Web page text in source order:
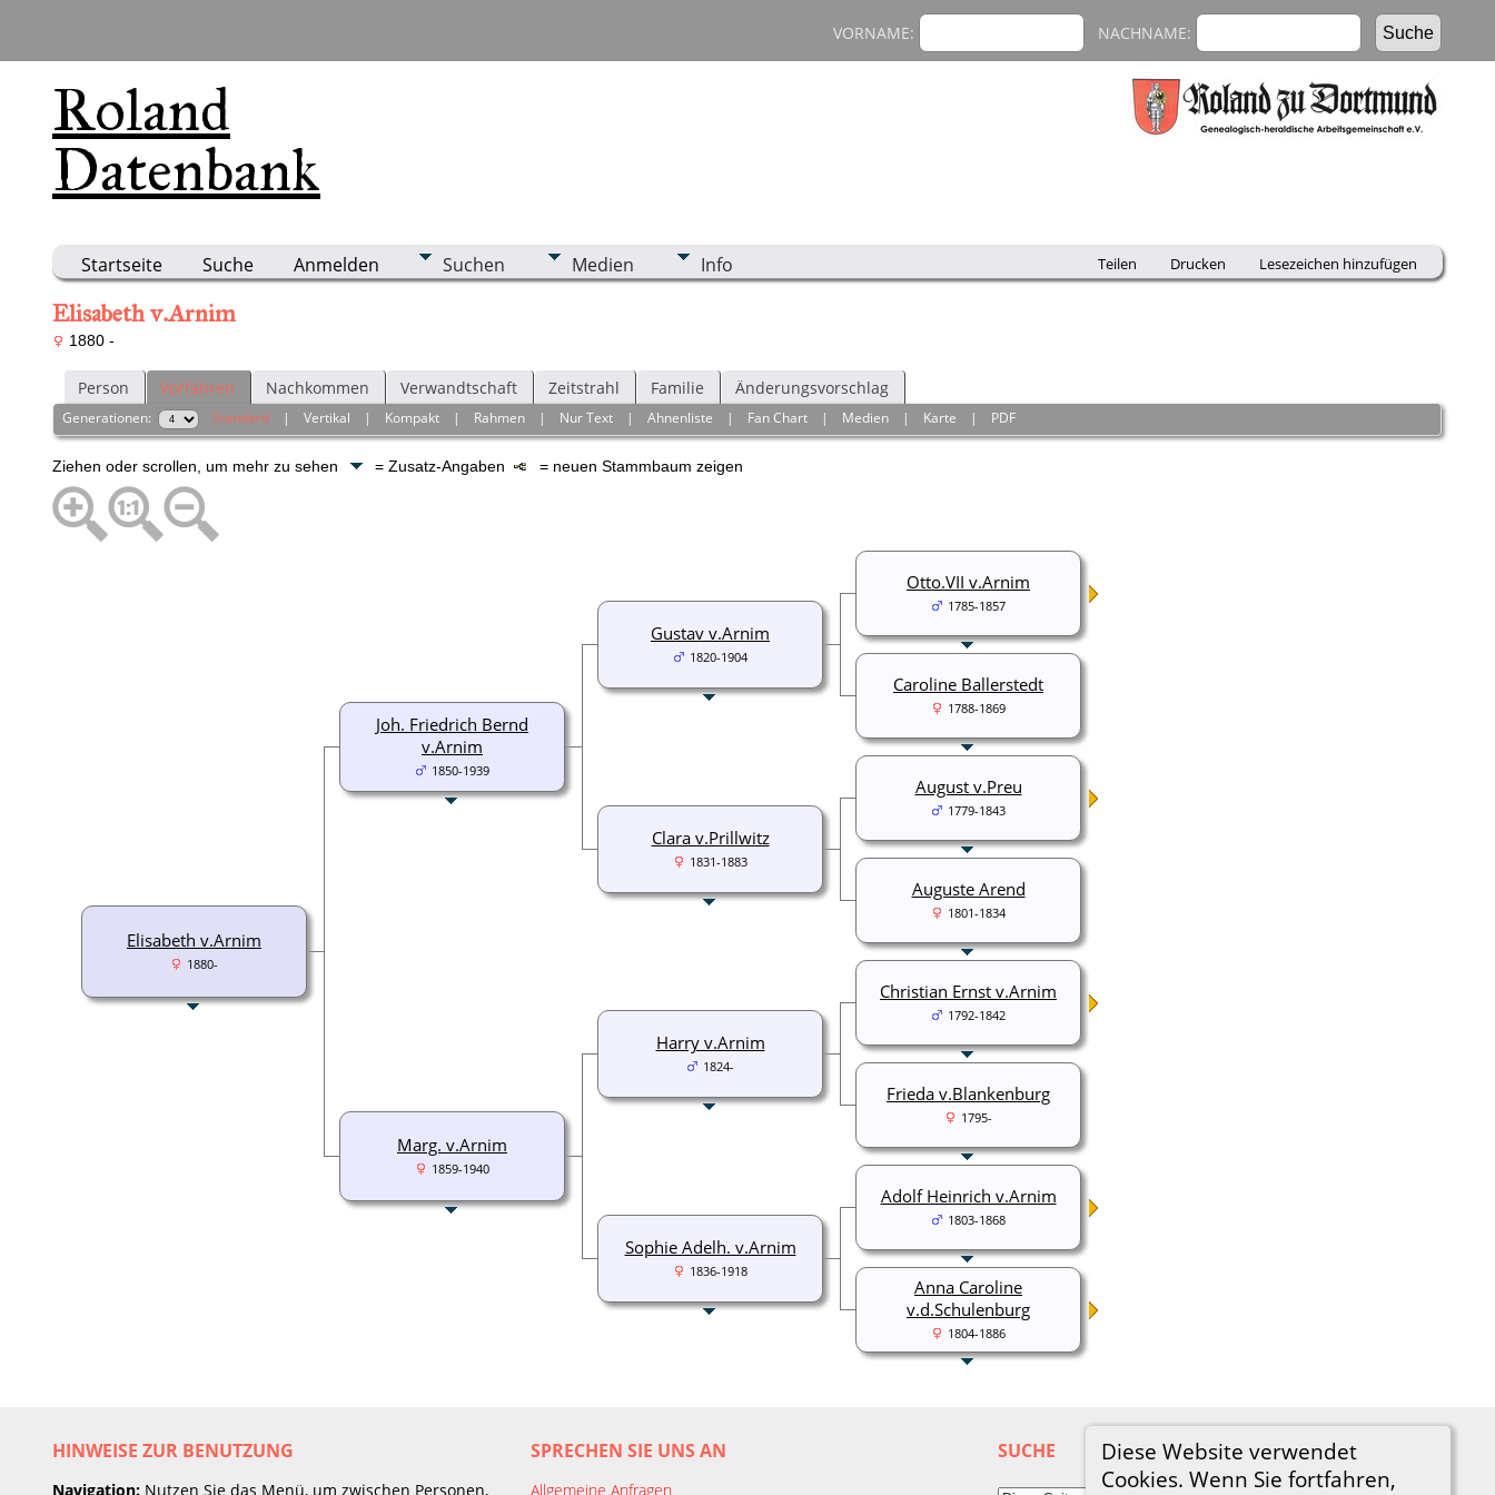
Roland
Datenbank
VORNAME: NACHNAME:
Startseite Suche Anmelden Suchen Medien Info Teilen Drucken Lesezeichen hinzufügen
Diese Website verwendet
Cookies. Wenn Sie fortfahren,
Elisabeth v.Arnim
1880 -
Person Vorfahren Nachkommen Verwandtschaft Zeitstrahl Familie Änderungsvorschlag
Generationen: Standard |Vertikal | Kompakt | Rahmen | Nur Text |Ahnenliste | Fan Chart | Medien | Karte | PDF
Ziehen oder scrollen, um mehr zu sehen = Zusatz-Angaben = neuen Stammbaum zeigen
Elisabeth v.Arnim
1880-
Joh. Friedrich Bernd
v.Arnim
1850-1939
Gustav v.Arnim
1820-1904
Otto.VII v.Arnim
1785-1857
Caroline Ballerstedt
1788-1869
Clara v.Prillwitz
1831-1883
August v.Preu
1779-1843
Auguste Arend
1801-1834
Marg. v.Arnim
1859-1940
Harry v.Arnim
1824-
Christian Ernst v.Arnim
1792-1842
Frieda v.Blankenburg
1795-
Sophie Adelh. v.Arnim
1836-1918
Adolf Heinrich v.Arnim
1803-1868
Anna Caroline
v.d.Schulenburg
1804-1886
HINWEISE ZUR BENUTZUNG
Navigation: Nutzen Sie das Menü, um zwischen Personen,
SPRECHEN SIE UNS AN
Allgemeine Anfragen
SUCHE